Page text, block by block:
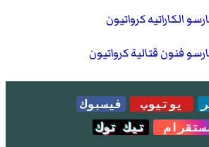
الكاراتيه كرواتيون
فنون قتالية كرواتيون
يوتيوب
فيسبوك
تيك توك